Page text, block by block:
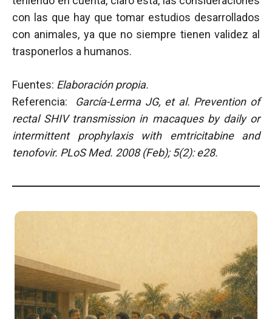
con las que hay que tomar estudios desarrollados
con animales, ya que no siempre tienen validez al
trasponerlos a humanos.
Fuentes: Elaboración propia.
Referencia: García-Lerma JG, et al. Prevention of
rectal SHIV transmission in macaques by daily or
intermittent prophylaxis with emtricitabine and
tenofovir. PLoS Med. 2008 (Feb); 5(2): e28.